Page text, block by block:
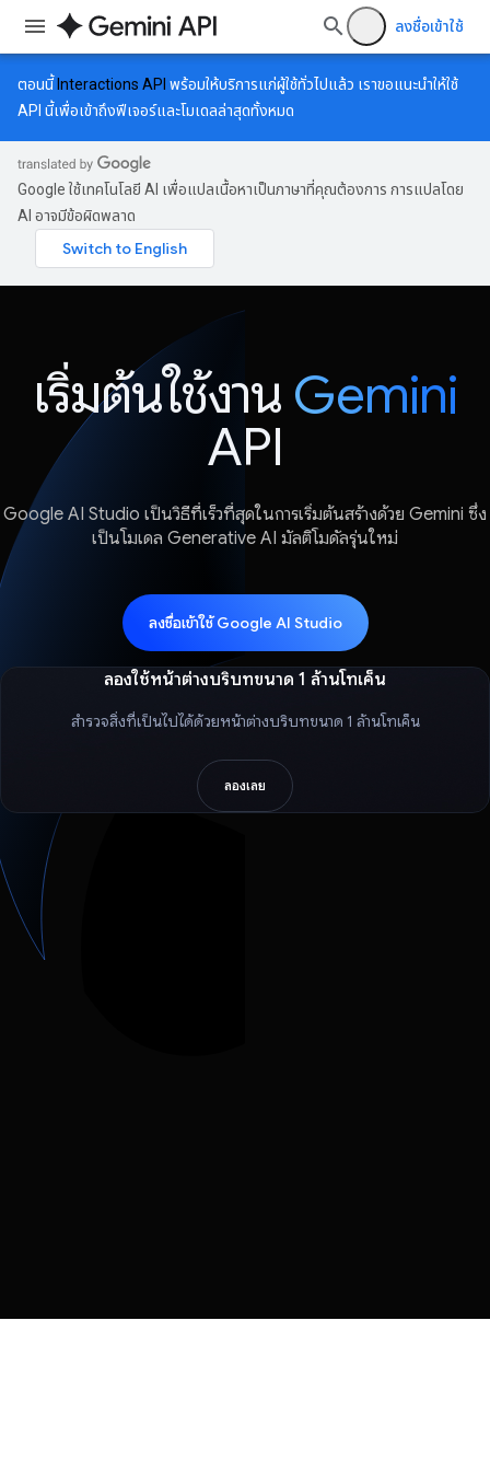
ลงชื่อเข้าใช้
ตอนนี้ Interactions API พร้อมให้บริการแก่ผู้ใช้ทั่วไปแล้ว เราขอแนะนำให้ใช้
API นี้เพื่อเข้าถึงฟีเจอร์และโมเดลล่าสุดทั้งหมด
Google ใช้เทคโนโลยี AI เพื่อแปลเนื้อหาเป็นภาษาที่คุณต้องการ การแปลโดย
AI อาจมีข้อผิดพลาด
เริ่มต้นใช้งาน Gemini
API
Google AI Studio เป็นวิธีที่เร็วที่สุดในการเริ่มต้นสร้างด้วย Gemini ซึ่ง
เป็นโมเดล Generative AI มัลติโมดัลรุ่นใหม่
ลงชื่อเข้าใช้ Google AI Studio
ลองใช้หน้าต่างบริบทขนาด 1 ล้านโทเค็น
สำรวจสิ่งที่เป็นไปได้ด้วยหน้าต่างบริบทขนาด 1 ล้านโทเค็น
ลองเลย